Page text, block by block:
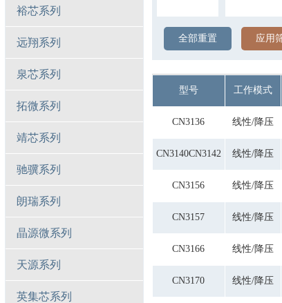
裕芯系列
远翔系列
泉芯系列
拓微系列
靖芯系列
驰骥系列
朗瑞系列
晶源微系列
天源系列
英集芯系列
全部重置 应用
型号 工作模式
CN3136 线性/降压
CN3140CN3142 线性/降压
CN3156 线性/降压
CN3157 线性/降压
CN3166 线性/降压
CN3170 线性/降压